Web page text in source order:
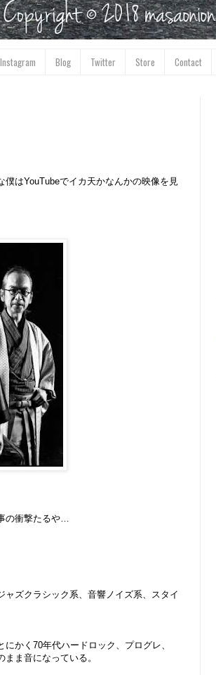
Instagram Blog Twitter Store Contact
はYouTubeでイカ天かなんかの映像を見
の衝撃たるや…
ズクラシック系、音響ノイズ系、スタイ
かく70年代ハードロック、プログレ、
ま音になっている。